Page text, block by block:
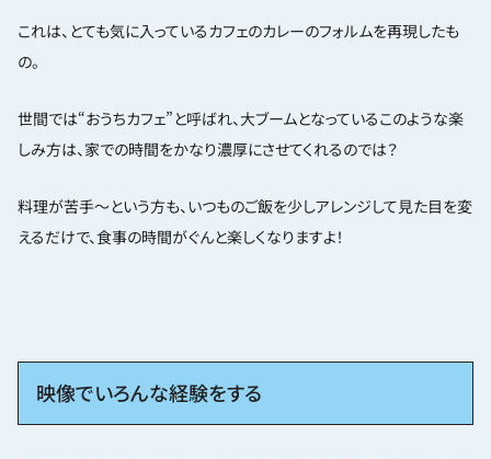
これは、とても気に入っているカフェのカレーのフォルムを再現したも
の。
世間では“おうちカフェ”と呼ばれ、大ブームとなっているこのような楽
しみ方は、家での時間をかなり濃厚にさせてくれるのでは？
料理が苦手〜という方も、いつものご飯を少しアレンジして見た目を変
えるだけで、食事の時間がぐんと楽しくなりますよ！
映像でいろんな経験をする